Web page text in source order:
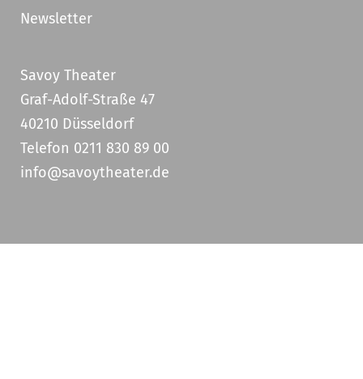
Newsletter
Savoy Theater
Graf-Adolf-Straße 47
40210 Düsseldorf
Telefon 0211 830 89 00
info@savoytheater.de